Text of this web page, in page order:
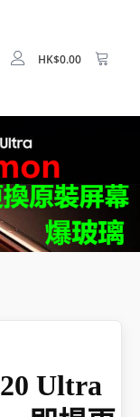
HK$0.00
Ultra